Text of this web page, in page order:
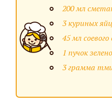
200 мл
3 куриных
45 мл соевого
1 пучок
3 грамма